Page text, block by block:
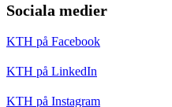
Sociala medier
KTH på Facebook
KTH på LinkedIn
KTH på Instagram